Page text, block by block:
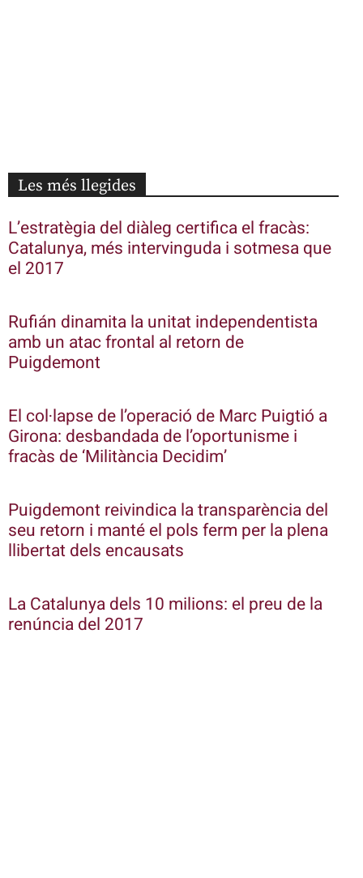
Les més llegides
L’estratègia del diàleg certifica el fracàs:
Catalunya, més intervinguda i sotmesa que
el 2017
Rufián dinamita la unitat independentista
amb un atac frontal al retorn de
Puigdemont
El col·lapse de l’operació de Marc Puigtió a
Girona: desbandada de l’oportunisme i
fracàs de ‘Militància Decidim’
Puigdemont reivindica la transparència del
seu retorn i manté el pols ferm per la plena
llibertat dels encausats
La Catalunya dels 10 milions: el preu de la
renúncia del 2017